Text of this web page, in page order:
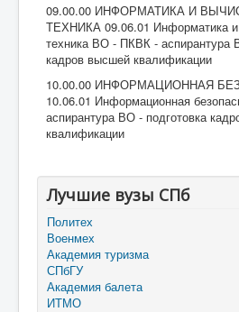
09.00.00 ИНФОРМАТИКА И
ТЕХНИКА 09.06.01 Информатика и
техника ВО - ПКВК - аспирантура
кадров высшей квалификации
10.00.00 ИНФОРМАЦИОННАЯ
10.06.01 Информационная
аспирантура ВО - подготовка
квалификации
Лучшие вузы СПб
Политех
Военмех
Академия туризма
СПбГУ
Академия балета
ИТМО